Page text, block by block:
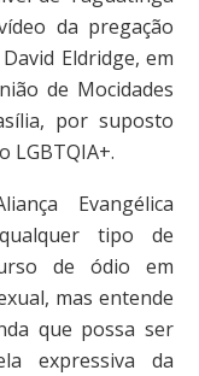
da pregação
Eldridge, em
de Mocidades
por suposto
LGBTQIA+.
Evangélica
tipo de
de ódio em
mas entende
que possa ser
expressiva da